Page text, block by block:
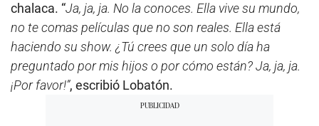
chalaca. “Ja, ja, ja. No la conoces. Ella vive su mundo,
no te comas películas que no son reales. Ella está
haciendo su show. ¿Tú crees que un solo día ha
preguntado por mis hijos o por cómo están? Ja, ja, ja.
¡Por favor!”, escribió Lobatón.